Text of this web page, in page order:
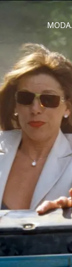
MODA.